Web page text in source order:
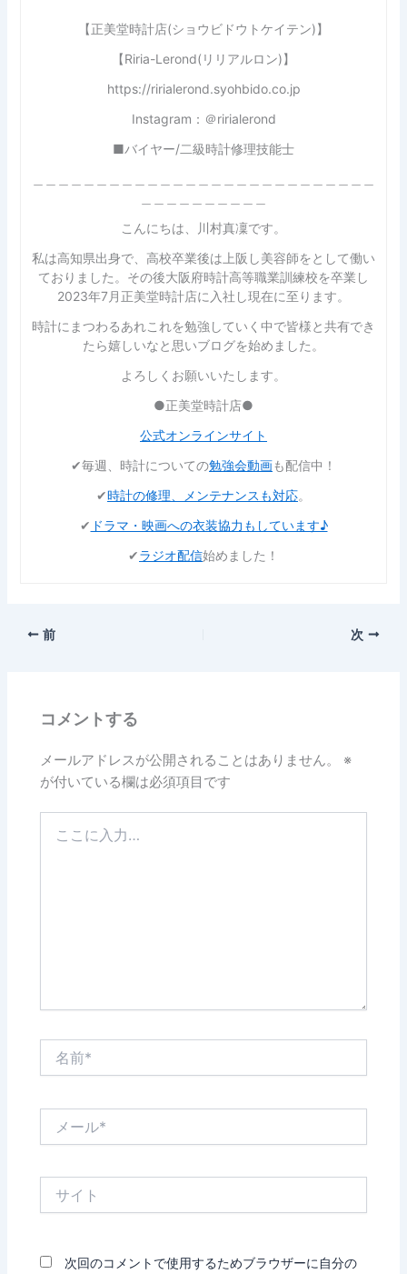
【正美堂時計店(ショウビドウトケイテン)】
【Riria-Lerond(リリアルロン)】
https://ririalerond.syohbido.co.jp
Instagram：＠ririalerond
■バイヤー/二級時計修理技能士
こんにちは、川村真凜です。
私は高知県出身で、高校卒業後は上阪し美容師をとして働い
ておりました。その後大阪府時計高等職業訓練校を卒業し
2023年7月正美堂時計店に入社し現在に至ります。
時計にまつわるあれこれを勉強していく中で皆様と共有でき
たら嬉しいなと思いブログを始めました。
よろしくお願いいたします。
●正美堂時計店●
公式オンラインサイト
✔︎毎週、時計についての勉強会動画も配信中！
✔︎時計の修理、メンテナンスも対応。
✔︎ ドラマ・映画への衣装協力もしています♪
✔︎ラジオ配信始めました！
前 次
コメントする
メールアドレスが公開されることはありません。
※
が付いている欄は必須項目です
次回のコメントで使用するためブラウザーに自分の